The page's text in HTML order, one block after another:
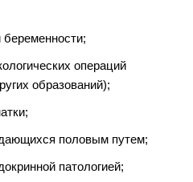
беременности;
операций
образований);
половым путем;
патологией;